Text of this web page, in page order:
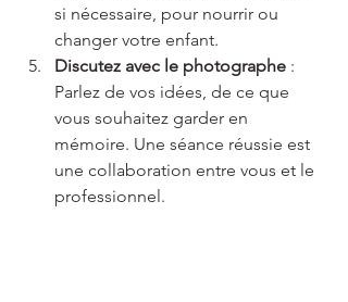
si nécessaire, pour nourrir ou
changer votre enfant.
Discutez avec le photographe :
Parlez de vos idées, de ce que
vous souhaitez garder en
mémoire. Une séance réussie est
une collaboration entre vous et le
professionnel.